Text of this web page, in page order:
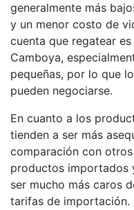
generalmente más
y un menor costo de
cuenta que regatear
Camboya,
pequeñas, por lo que
pueden negociarse.
En cuanto a los
tienden a ser más
comparación con
productos importados
ser mucho más caros
tarifas de